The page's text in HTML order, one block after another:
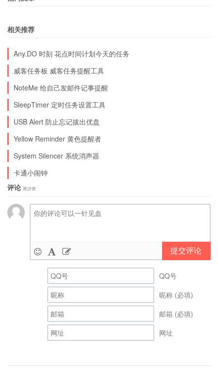
相关推荐
Any.DO 时刻 花点时间计划今天的任务
威客任务板 威客任务提醒工具
NoteMe 给自己发邮件记事提醒
SleepTimer 定时任务设置工具
USB Alert 防止忘记拔出优盘
Yellow Reminder 黄色提醒者
System Silencer 系统消声器
卡通小闹钟
评论 抢沙发
提交评论
QQ号
昵称 (必填)
邮箱 (必填)
网址